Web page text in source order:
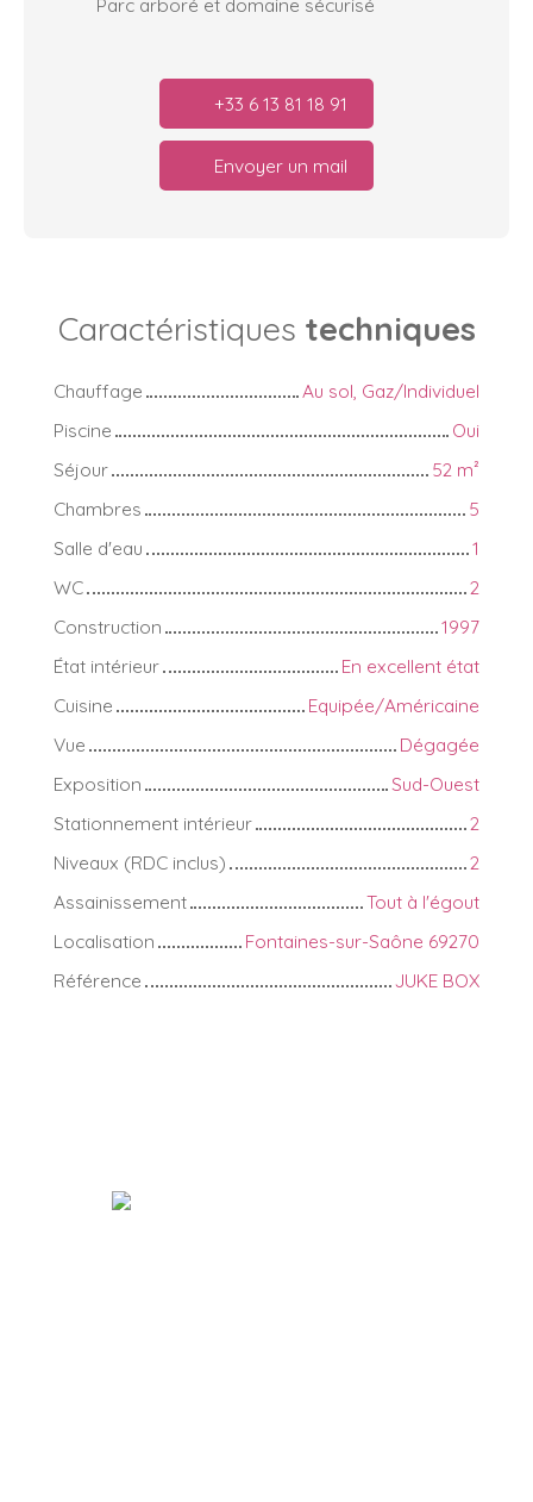
Parc arboré et domaine sécurisé
+33 6 13 81 18 91
Envoyer un mail
Caractéristiques techniques
Chauffage
Au sol, Gaz/Individuel
Piscine
Oui
Séjour
52 m²
Chambres
5
Salle d'eau
1
WC
2
Construction
1997
État intérieur
En excellent état
Cuisine
Equipée/Américaine
Vue
Dégagée
Exposition
Sud-Ouest
Stationnement intérieur
2
Niveaux (RDC inclus)
2
Assainissement
Tout à l'égout
Localisation
Fontaines-sur-Saône 69270
Référence
JUKE BOX